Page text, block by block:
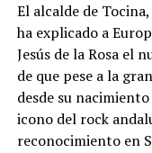
El alcalde de
ha explicado a
Jesús de la Rosa el
de que pese a la
desde su
icono del rock
reconocimiento en